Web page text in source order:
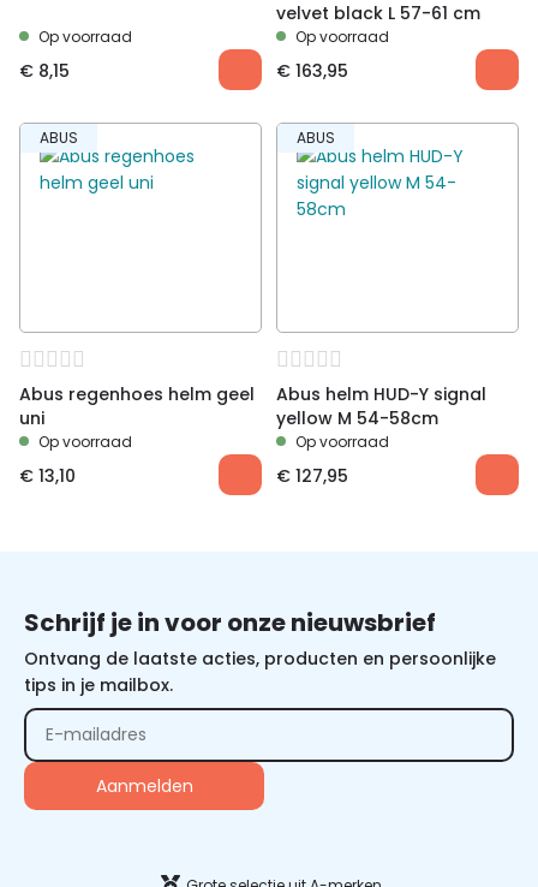
Op voorraad
€ 8,15
velvet black L 57-61 cm
Op voorraad
€ 163,95
ABUS
Abus regenhoes helm geel
uni
Op voorraad
€ 13,10
ABUS
Abus helm HUD-Y signal
yellow M 54-58cm
Op voorraad
€ 127,95
Schrijf je in voor onze nieuwsbrief
Ontvang de laatste acties, producten en persoonlijke
tips in je mailbox.